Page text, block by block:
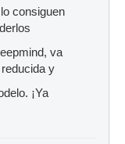
consiguen
va
y
¡Ya